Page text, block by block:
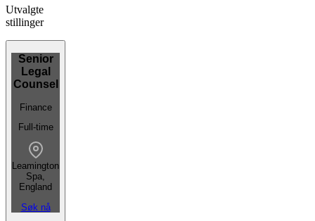
Utvalgte
stillinger
Senior
Legal
Counsel
Finance
Full-time
Leamington
Spa,
England
Søk nå